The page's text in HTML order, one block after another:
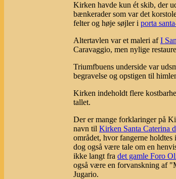
Kirken havde kun ét skib, der
bænkerader som var det
felter og høje søjler i porta
Altertavlen var et maleri afI
Caravaggio, men nylige
Triumfbuens underside var
begravelse og opstigen til
Kirken indeholdt flere
tallet.
Der er mange forklaringer på
navn til Kirken Santa Caterina
området, hvor fangerne
dog også være tale om en
ikke langt fra det gamle Foro
også være en forvanskning af
Jugario.